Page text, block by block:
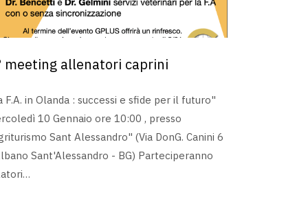
meeting allenatori caprini
F.A. in Olanda : successi e sfide per il futuro"
10 Gennaio ore 10:00 , presso
Sant Alessandro" (Via DonG. Canini 6
Sant'Alessandro - BG) Parteciperanno